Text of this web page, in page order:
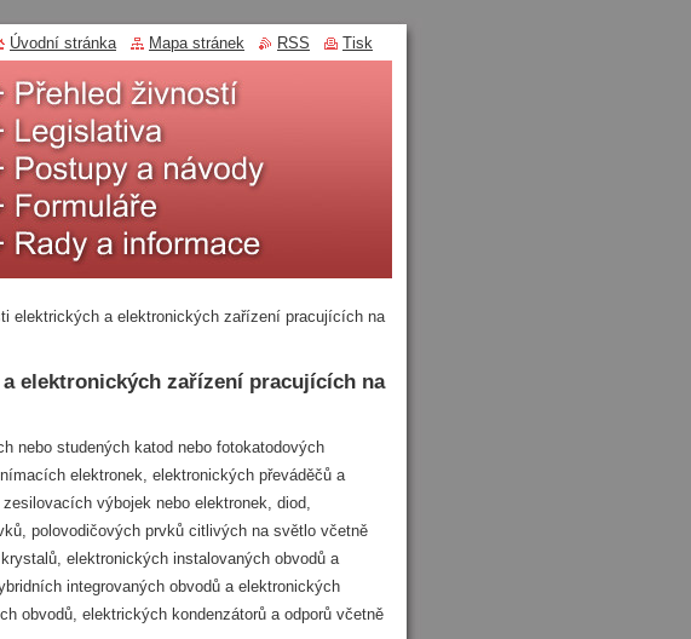
elektrických a elektronických zařízení pracujících na
elektronických zařízení pracujících na
nebo studených katod nebo fotokatodových
elektronek, elektronických převáděčů a
výbojek nebo elektronek, diod,
polovodičových prvků citlivých na světlo včetně
elektronických instalovaných obvodů a
integrovaných obvodů a elektronických
obvodů, elektrických kondenzátorů a odporů včetně
Úvodní stránka Mapa stránek RSS Tisk